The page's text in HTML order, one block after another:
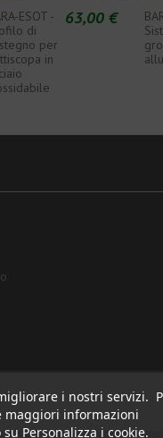
ESOT -
di
per
in
63,00 €
i nostri servizi.
maggiori informazioni
Personalizza i cookie.